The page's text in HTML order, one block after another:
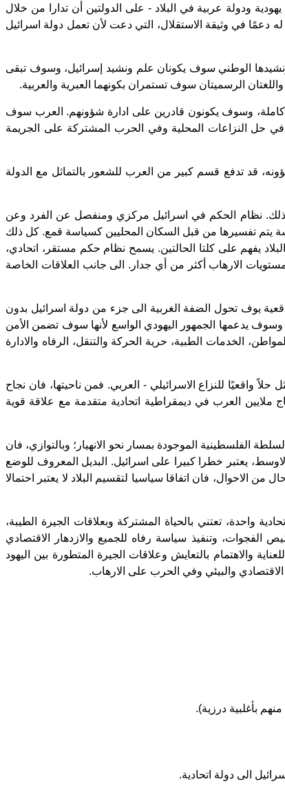
قرار هيئة الامم المتحدة بتاريخ 29.11.1947، ينص، ايضًا، على اقامة دولة يهودية ودولة عربية في البلاد - على الدولتين أن تدارا من خلال
له دعمًا في وثيقة الاستقلال، التي دعت لأن تعمل دولة اسرائيل
الوطني سوف يكونان علم ونشيد إسرائيل، وسوف تبقى
الرسميتان سوف تستمران بكونهما العبرية والعربية.
كاملة، وسوف يكونون قادرين على ادارة شؤونهم. العرب سوف
حل النزاعات المحلية وفي الحرب المشتركة على الجريمة
قد تدفع قسم كبير من العرب للشعور بالتماثل مع الدولة
نظام الحكم في اسرائيل مركزي ومنفصل عن الفرد وعن
يتم تفسيرها من قبل السكان المحليين كسياسة قمع. كل ذلك
يفهم على كلتا الحالتين. يسمح نظام حكم مستقر، اتحادي،
الارهاب أكثر من أي جدار. الى جانب العلاقات الخاصة
يوف تحول الضفة الغربية الى جزء من دولة اسرائيل بدون
يدعمها الجمهور اليهودي الواسع لأنها سوف تضمن الأمن
الخدمات الطبية، حرية الحركة والتنقل، الرفاه والادارة
حلاً واقعيًا للنزاع الاسرائيلي - العربي. فمن ناحيتها، فان نجاح
العرب في ديمقراطية اتحادية متقدمة مع علاقة قوية
الفلسطينية الموجودة بمسار نحو الانهيار؛ وبالتوازي، فان
يعتبر خطرا كبيرا على اسرائيل. البديل المعروف للوضع
الاحوال، فان اتفاقا سياسيا لتقسيم البلاد لا يعتبر احتمالا
واحدة، تعتني بالحياة المشتركة وبعلاقات الجيرة الطيبة،
الفجوات، وتنفيذ سياسة رفاه للجميع والازدهار الاقتصادي
والاهتمام بالتعايش وعلاقات الجيرة المتطورة بين اليهود
والبيئي وفي الحرب على الارهاب.
الى دولة اتحادية.